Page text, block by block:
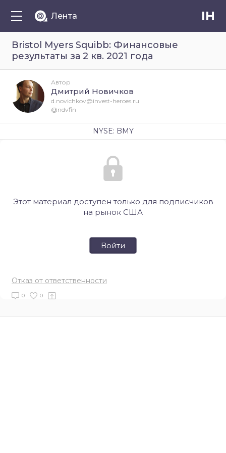
Лента IH
Bristol Myers Squibb: Финансовые
результаты за 2 кв. 2021 года
Этот материал доступен только для подписчиков
на рынок США
Войти
Отказ от ответственности
0 0
Автор
Дмитрий Новичков
d.novichkov@invest-heroes.ru
@ndvfin
NYSE: BMY